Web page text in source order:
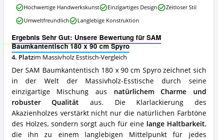
Massivholz
Esstisch
erhältlich?
Ergebnis Sehr Gut: Unsere Bewertung für SAM
Baumkantentisch 180 x 90 cm Spyro
4. Platzim Massivholz Esstisch-Vergleich
Der SAM Baumkantentisch 180 x 90 cm Spyro zeichnet sich
in der Welt der Massivholz-Esstische durch seine
einzigartige Mischung aus natürlichem Charme und
robuster Qualität aus. Die Klarlackierung des
Akazienholzes verstärkt nicht nur die natürlichen Farbtöne
des Holzes, sondern sorgt auch für eine lange Haltbarkeit,
die ihn zu einem langlebigen Mittelpunkt für jedes
SAM
Baumkantentisch
180
90
cm
Spyro
Vorteile:
Was
spricht
für
diesen
Massivholz
Esstisch?
Hochwertige Handwerkskunst Einzigartiges Design
Zeitloser Stil
Umweltfreundlich
Langlebige Konstruktion